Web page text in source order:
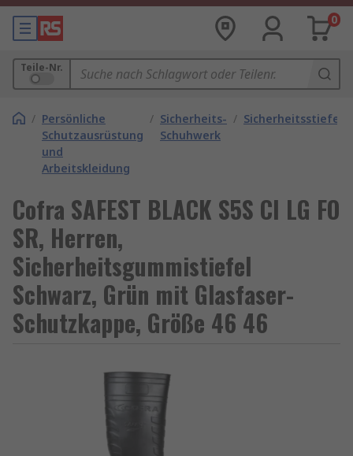
0
Teile-Nr.
/ Persönliche
Schutzausrüstung
und
Arbeitskleidung
/ Sicherheits-
Schuhwerk
/ Sicherheitsstiefel
Cofra SAFEST BLACK S5S CI LG FO
SR, Herren,
Sicherheitsgummistiefel
Schwarz, Grün mit Glasfaser-
Schutzkappe, Größe 46 46